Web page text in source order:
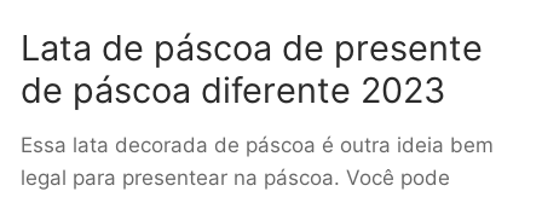
Lata de páscoa de presente
de páscoa diferente 2023
Essa lata decorada de páscoa é outra ideia bem
legal para presentear na páscoa. Você pode